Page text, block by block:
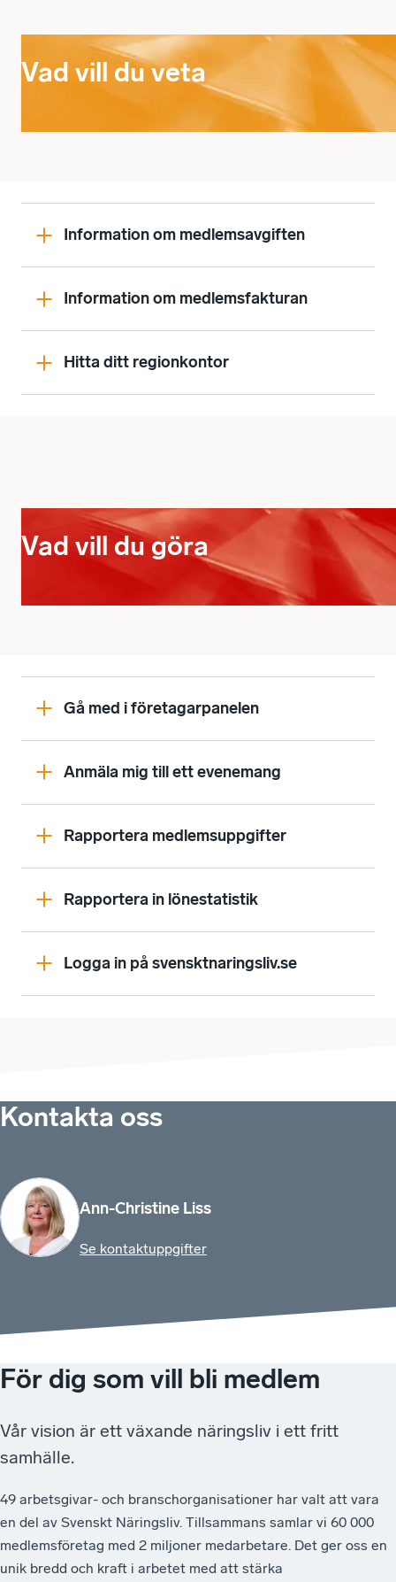
Vad vill du veta
Information om medlemsavgiften
Information om medlemsfakturan
Hitta ditt regionkontor
Vad vill du göra
Gå med i företagarpanelen
Anmäla mig till ett evenemang
Rapportera medlemsuppgifter
Rapportera in lönestatistik
Logga in på svensktnaringsliv.se
Kontakta oss
Ann-Christine Liss
Se kontaktuppgifter
För dig som vill bli medlem
Vår vision är ett växande näringsliv i ett fritt
samhälle.
49 arbetsgivar- och branschorganisationer har valt att vara
en del av Svenskt Näringsliv. Tillsammans samlar vi 60 000
medlemsföretag med 2 miljoner medarbetare. Det ger oss en
unik bredd och kraft i arbetet med att stärka